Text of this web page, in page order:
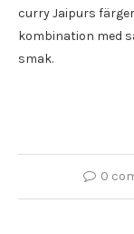
curry Jaipurs
kombination med
smak.
0